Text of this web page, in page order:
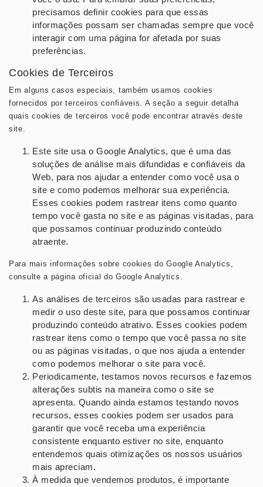
precisamos definir cookies para que essas
informações possam ser chamadas sempre que você
interagir com uma página for afetada por suas
preferências.
Cookies de Terceiros
Em alguns casos especiais, também usamos cookies
fornecidos por terceiros confiáveis. A seção a seguir detalha
quais cookies de terceiros você pode encontrar através deste
site.
Este site usa o Google Analytics, que é uma das
soluções de análise mais difundidas e confiáveis ​​da
Web, para nos ajudar a entender como você usa o
site e como podemos melhorar sua experiência.
Esses cookies podem rastrear itens como quanto
tempo você gasta no site e as páginas visitadas, para
que possamos continuar produzindo conteúdo
atraente.
Para mais informações sobre cookies do Google Analytics,
consulte a página oficial do Google Analytics.
As análises de terceiros são usadas para rastrear e
medir o uso deste site, para que possamos continuar
produzindo conteúdo atrativo. Esses cookies podem
rastrear itens como o tempo que você passa no site
ou as páginas visitadas, o que nos ajuda a entender
como podemos melhorar o site para você.
Periodicamente, testamos novos recursos e fazemos
alterações subtis na maneira como o site se
apresenta. Quando ainda estamos testando novos
recursos, esses cookies podem ser usados ​​para
garantir que você receba uma experiência
consistente enquanto estiver no site, enquanto
entendemos quais otimizações os nossos usuários
mais apreciam.
À medida que vendemos produtos, é importante